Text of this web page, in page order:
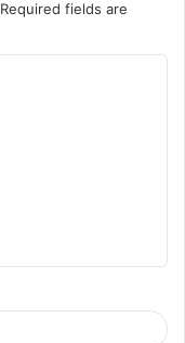
Required fields are